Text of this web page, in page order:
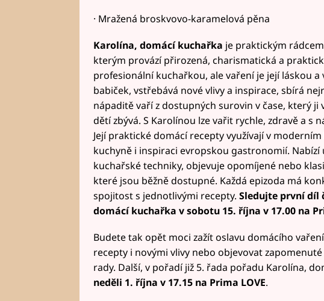
· Mražená broskvovo-karamelová pěna
Karolína, domácí kuchařka je praktickým
kterým provází přirozená, charismatická a
profesionální kuchařkou, ale vaření je její láskou a
babiček, vstřebává nové vlivy a inspirace, sbírá
nápaditě vaří z dostupných surovin v čase, který ji
dětí zbývá. S Karolínou lze vařit rychle, zdravě a s
Její praktické domácí recepty využívají v
kuchyně i inspiraci evropskou gastronomií. Nabízí
kuchařské techniky, objevuje opomíjené nebo
které jsou běžně dostupné. Každá epizoda má
spojitost s jednotlivými recepty. Sledujte první díl
domácí kuchařka v sobotu 15. října v 17.00 na
Budete tak opět moci zažít oslavu domácího
recepty i novými vlivy nebo objevovat
rady. Další, v pořadí již 5. řada pořadu Karolína,
neděli 1. října v 17.15 na Prima LOVE.